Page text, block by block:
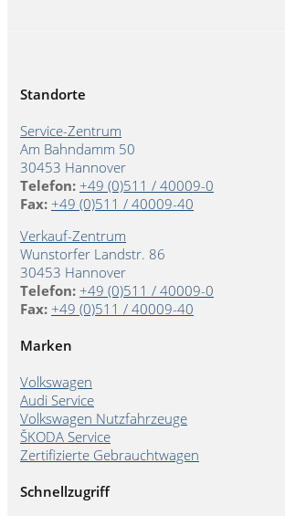
Standorte
Service-Zentrum
Am Bahndamm 50
30453 Hannover
Telefon: +49 (0)511 / 40009-0
Fax: +49 (0)511 / 40009-40
Verkauf-Zentrum
Wunstorfer Landstr. 86
30453 Hannover
Telefon: +49 (0)511 / 40009-0
Fax: +49 (0)511 / 40009-40
Marken
Volkswagen
Audi Service
Volkswagen Nutzfahrzeuge
ŠKODA Service
Zertifizierte Gebrauchtwagen
Schnellzugriff